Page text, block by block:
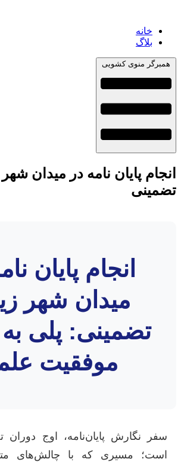
خانه
بلاگ
همبرگر منوی کشویی
انجام پایان نامه در میدان شهر
تضمینی
انجام پایان
میدان شهر
تضمینی: پلی
موفقیت
سفر نگارش پایان‌نامه، اوج دوران
است؛ مسیری که با چالش‌های